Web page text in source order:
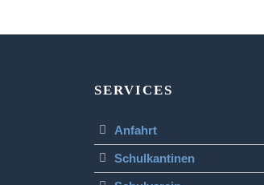
SERVICES
Anfahrt
Schulkantinen